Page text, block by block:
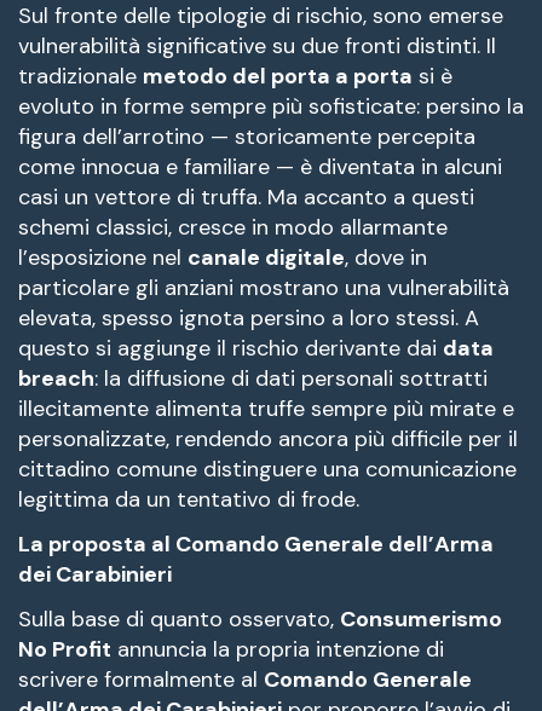
Sul fronte delle tipologie di rischio, sono emerse
vulnerabilità significative su due fronti distinti. Il
tradizionale metodo del porta a porta si è
evoluto in forme sempre più sofisticate: persino la
figura dell’arrotino — storicamente percepita
come innocua e familiare — è diventata in alcuni
casi un vettore di truffa. Ma accanto a questi
schemi classici, cresce in modo allarmante
l’esposizione nel canale digitale, dove in
particolare gli anziani mostrano una vulnerabilità
elevata, spesso ignota persino a loro stessi. A
questo si aggiunge il rischio derivante dai data
breach: la diffusione di dati personali sottratti
illecitamente alimenta truffe sempre più mirate e
personalizzate, rendendo ancora più difficile per il
cittadino comune distinguere una comunicazione
legittima da un tentativo di frode.
La proposta al Comando Generale dell’Arma
dei Carabinieri
Sulla base di quanto osservato, Consumerismo
No Profit annuncia la propria intenzione di
scrivere formalmente al Comando Generale